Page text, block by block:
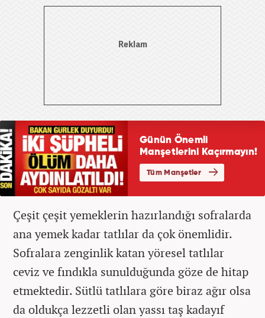
Çeşit çeşit yemeklerin hazırlandığı sofralarda
ana yemek kadar tatlılar da çok önemlidir.
Sofralara zenginlik katan yöresel tatlılar
ceviz ve fındıkla sunulduğunda göze de hitap
etmektedir. Sütlü tatlılara göre biraz ağır olsa
da oldukça lezzetli olan yassı taş kadayıf